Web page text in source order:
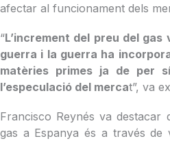
afectar al funcionament dels
“L’increment del preu del
guerra i la guerra ha
matèries primes ja de per
l’especulació del mercat”, va
Francisco Reynés va destacar
gas a Espanya és a través de